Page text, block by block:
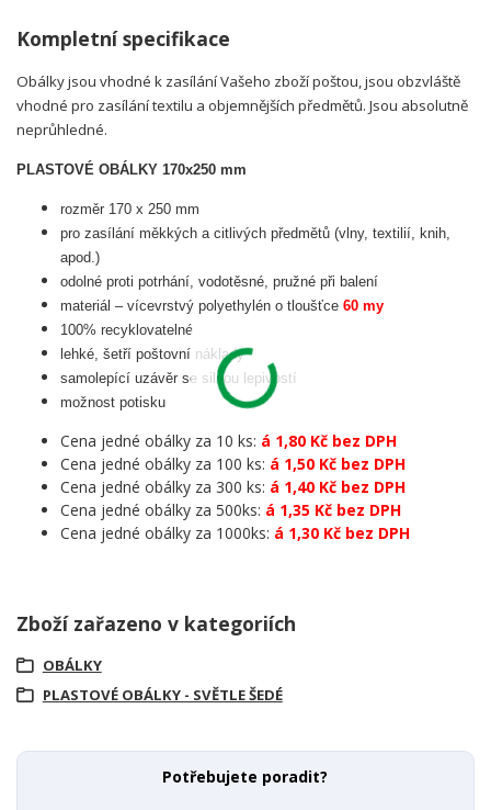
Kompletní specifikace
Obálky jsou vhodné k zasílání Vašeho zboží poštou, jsou obzvláště
vhodné pro zasílání textilu a objemnějších předmětů. Jsou absolutně
neprůhledné.
PLASTOVÉ OBÁLKY 170x250 mm
rozměr 170 x 250 mm
pro zasílání měkkých a citlivých předmětů (vlny, textilií, knih,
apod.)
odolné proti potrhání, vodotěsné, pružné při balení
materiál – vícevrstvý polyethylén o tloušťce 60 my
100% recyklovatelné
lehké, šetří poštovní náklady
samolepící uzávěr se silnou lepivostí
možnost potisku
Cena jedné obálky za 10 ks: á 1,80 Kč bez DPH
Cena jedné obálky za 100 ks: á 1,50 Kč bez DPH
Cena jedné obálky za 300 ks: á 1,40 Kč bez DPH
Cena jedné obálky za 500ks: á 1,35 Kč bez DPH
Cena jedné obálky za 1000ks: á 1,30 Kč bez DPH
Zboží zařazeno v kategoriích
OBÁLKY
PLASTOVÉ OBÁLKY - SVĚTLE ŠEDÉ
Potřebujete poradit?